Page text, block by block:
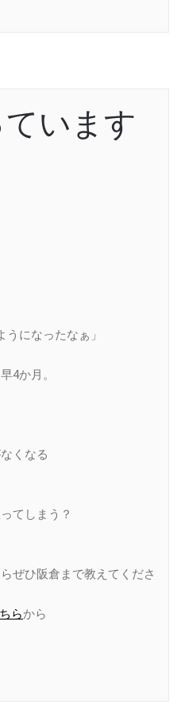
います
うになったなぁ」
4か月。
くなる
てしまう？
ぜひ阪倉まで教えてくださ
らから